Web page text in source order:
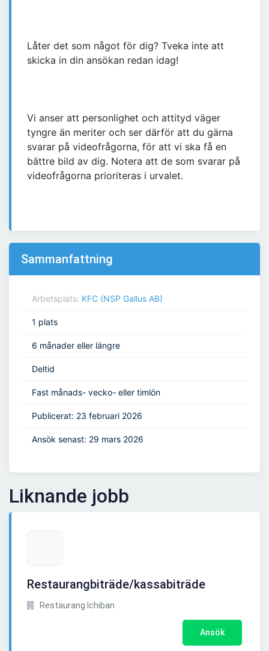
Låter det som något för dig? Tveka inte att
skicka in din ansökan redan idag!
Vi anser att personlighet och attityd väger
tyngre än meriter och ser därför att du gärna
svarar på videofrågorna, för att vi ska få en
bättre bild av dig. Notera att de som svarar på
videofrågorna prioriteras i urvalet.
Sammanfattning
Arbetsplats: KFC (NSP Gallus AB)
1 plats
6 månader eller längre
Deltid
Fast månads- vecko- eller timlön
Publicerat: 23 februari 2026
Ansök senast: 29 mars 2026
Liknande jobb
Restaurangbiträde/kassabiträde
Restaurang Ichiban
Ansök